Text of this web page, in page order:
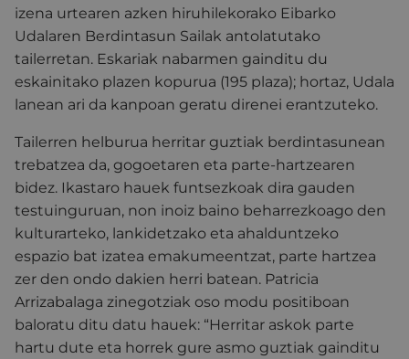
izena urtearen azken hiruhilekorako Eibarko
Udalaren Berdintasun Sailak antolatutako
tailerretan. Eskariak nabarmen gainditu du
eskainitako plazen kopurua (195 plaza); hortaz, Udala
lanean ari da kanpoan geratu direnei erantzuteko.
Tailerren helburua herritar guztiak berdintasunean
trebatzea da, gogoetaren eta parte-hartzearen
bidez. Ikastaro hauek funtsezkoak dira gauden
testuinguruan, non inoiz baino beharrezkoago den
kulturarteko, lankidetzako eta ahalduntzeko
espazio bat izatea emakumeentzat, parte hartzea
zer den ondo dakien herri batean. Patricia
Arrizabalaga zinegotziak oso modu positiboan
baloratu ditu datu hauek: “Herritar askok parte
hartu dute eta horrek gure asmo guztiak gainditu